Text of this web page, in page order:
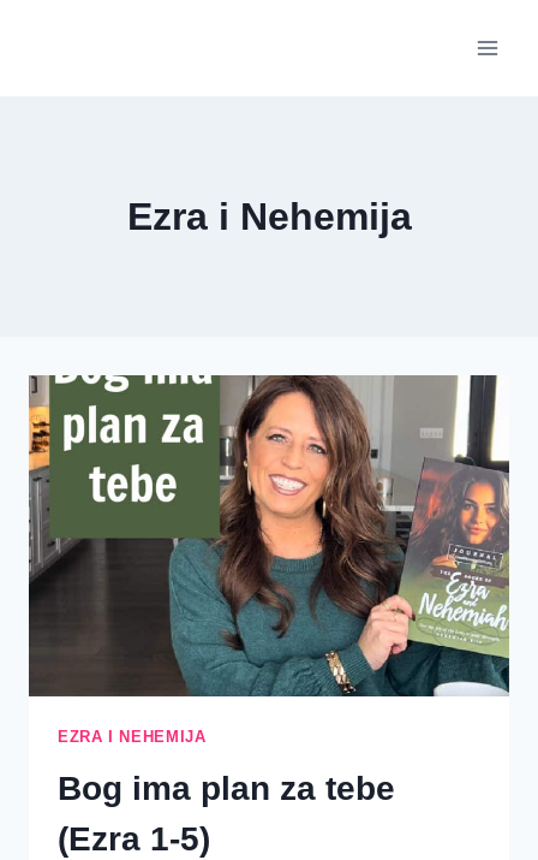
Ezra i Nehemija
EZRA I NEHEMIJA
Bog ima plan za tebe
(Ezra 1-5)